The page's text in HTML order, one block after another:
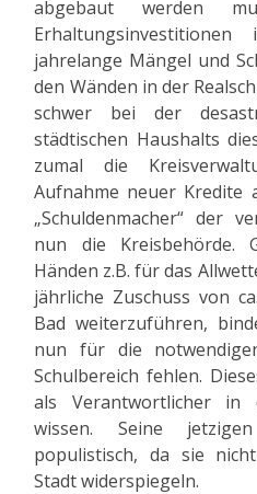
abgebaut werden
jahrelange Mängel und
den Wänden in der
schwer bei der
städtischen Haushalts
zumal die
Aufnahme neuer Kredite
„Schuldenmacher“ der
nun die Kreisbehörde.
Händen z.B. für das
jährliche Zuschuss von
Bad weiterzuführen,
nun für die
Schulbereich fehlen.
als Verantwortlicher in
wissen. Seine
populistisch, da sie
Stadt widerspiegeln.